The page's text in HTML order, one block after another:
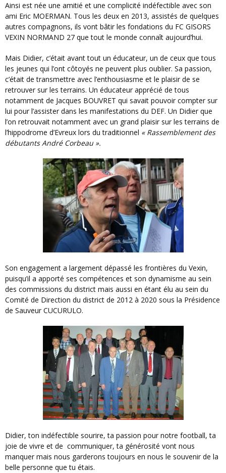
Ainsi est née une amitié et une complicité indéfectible avec son
ami Eric MOERMAN. Tous les deux en 2013, assistés de quelques
autres compagnons, ils vont bâtir les fondations du FC GISORS
VEXIN NORMAND 27 que tout le monde connaît aujourd’hui.
Mais Didier, c’était avant tout un éducateur, un de ceux que tous
les jeunes qui l’ont côtoyés ne peuvent plus oublier. Sa passion,
c’était de transmettre avec l’enthousiasme et le plaisir de se
retrouver sur les terrains. Un éducateur apprécié de tous
notamment de Jacques BOUVRET qui savait pouvoir compter sur
lui pour l’assister dans les manifestations du DEF. Un Didier que
l’on retrouvait notamment avec un grand plaisir sur les terrains de
l’hippodrome d’Evreux lors du traditionnel « Rassemblement des
débutants André Corbeau ».
Son engagement a largement dépassé les frontières du Vexin,
puisqu’il a apporté ses compétences et son dynamisme au sein
des commissions du district mais aussi en étant élu au sein du
Comité de Direction du district de 2012 à 2020 sous la Présidence
de Sauveur CUCURULO.
Didier, ton indéfectible sourire, ta passion pour notre football, ta
joie de vivre et de communiquer, ta générosité vont nous
manquer mais nous garderons toujours en nous le souvenir de la
belle personne que tu étais.